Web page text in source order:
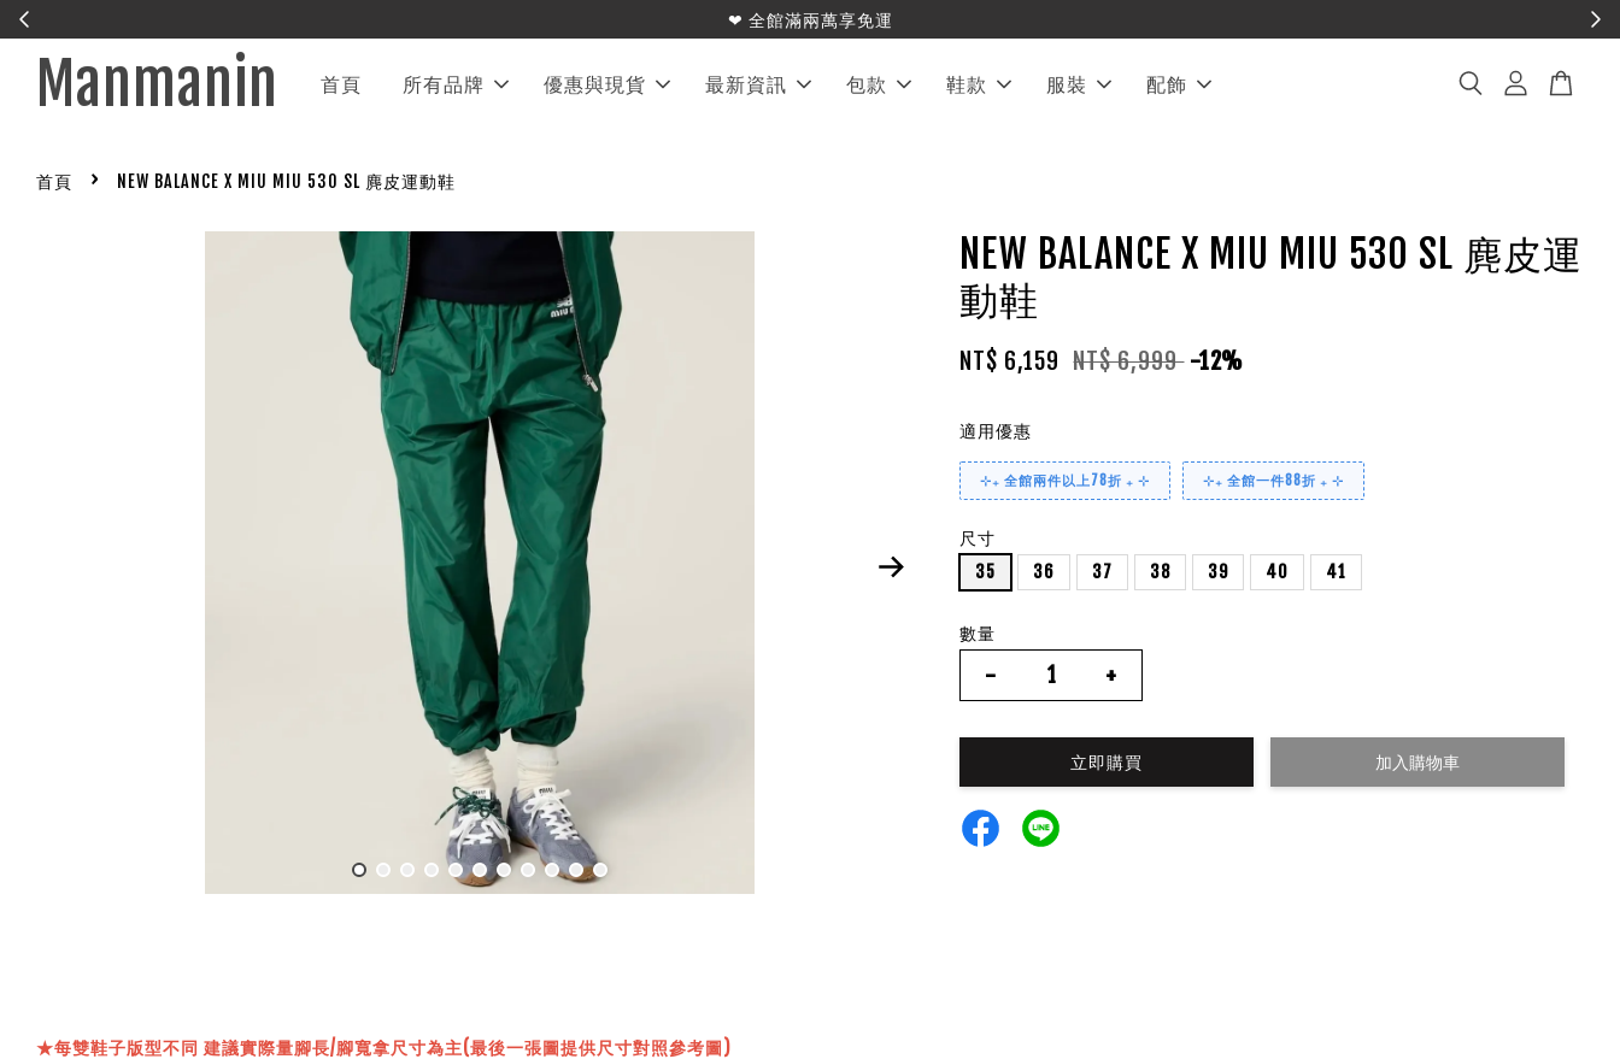
❤︎ 全館滿兩萬享免運
Manmanin 首頁 所有品牌 優惠與現貨 最新資訊 包款 鞋款 服裝 配飾
首頁 › NEW BALANCE X MIU MIU 530 SL 麂皮運動鞋
NEW BALANCE X MIU MIU 530 SL 麂皮運
動鞋
NT$ 6,159 NT$ 6,999 -12%
適用優惠
⊹₊ 全館兩件以上78折 ₊ ⊹ ⊹₊ 全館一件88折 ₊ ⊹
尺寸
35
36 37 38 39 40 41
數量
- +
立即購買 加入購物車
★每雙鞋子版型不同 建議實際量腳長/腳寬拿尺寸為主(最後一張圖提供尺寸對照參考圖)